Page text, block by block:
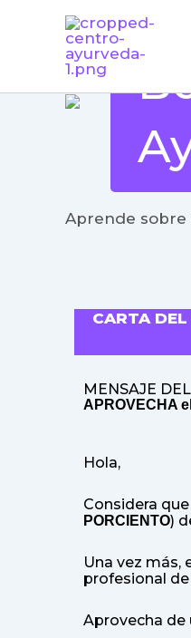
contenido
Aprende sobre
CARTA
MENSAJE
APROVECHA
Hola,
Considera
PORCIENTO)
Una vez más,
profesional
Aprovecha de